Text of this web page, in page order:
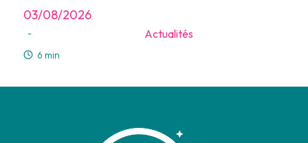
03/08/2026
- Actualités
6 min